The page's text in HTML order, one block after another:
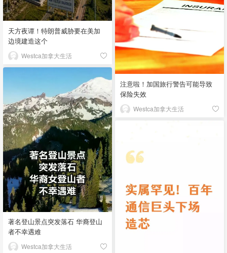
天方夜谭！特朗普威胁要在美加
边境建造这个
Westca加拿大生活
注意啦！加国旅行警告可能导致
保险失效
Westca加拿大生活
著名登山景点突发落石 华裔登山
者不幸遇难
Westca加拿大生活